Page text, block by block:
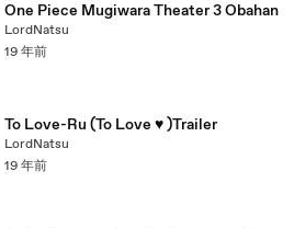
One Piece Mugiwara Theater 3 Obahan
LordNatsu
19 年前
To Love-Ru (To Love ♥ )Trailer
LordNatsu
19 年前